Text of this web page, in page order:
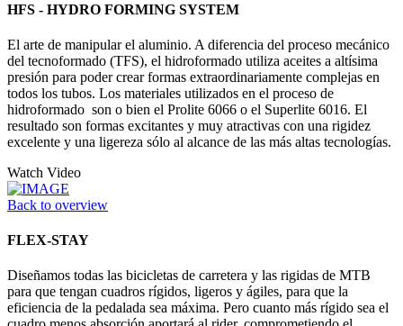
HFS - HYDRO FORMING SYSTEM
El arte de manipular el aluminio. A diferencia del proceso mecánico
del tecnoformado (TFS), el hidroformado utiliza aceites a altísima
presión para poder crear formas extraordinariamente complejas en
todos los tubos. Los materiales utilizados en el proceso de
hidroformado son o bien el Prolite 6066 o el Superlite 6016. El
resultado son formas excitantes y muy atractivas con una rigidez
excelente y una ligereza sólo al alcance de las más altas tecnologías.
Watch Video
Back to overview
FLEX-STAY
Diseñamos todas las bicicletas de carretera y las rigidas de MTB
para que tengan cuadros rígidos, ligeros y ágiles, para que la
eficiencia de la pedalada sea máxima. Pero cuanto más rígido sea el